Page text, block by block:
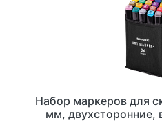
Набор маркеров для
мм, двухсторонние,